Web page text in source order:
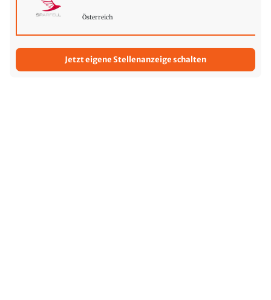
Österreich
Jetzt eigene Stellenanzeige schalten